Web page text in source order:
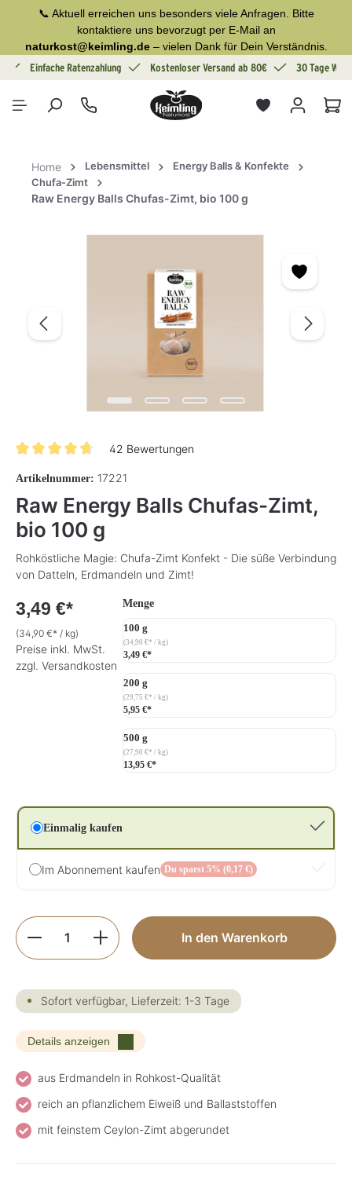
springen
📞 Aktuell erreichen uns besonders viele Anfragen. Bitte
kontaktiere uns bevorzugt per E-Mail an
naturkost@keimling.de– vielen Dank für Dein Verständnis.
Einfache Ratenzahlung Kostenloser Versand ab 80€ 30 Tage
Home Lebensmittel
Energy Balls & Konfekte
Chufa-Zimt
Raw Energy Balls Chufas-Zimt, bio 100 g
42 Bewertungen
Artikelnummer: 17221
Raw Energy Balls Chufas-Zimt,
bio 100 g
Rohköstliche Magie: Chufa-Zimt Konfekt - Die süße Verbindung
von Datteln, Erdmandeln und Zimt!
3,49 €*
(34,90 €* / kg)
Preise inkl. MwSt.
zzgl. Versandkosten
Mengeauswählen
100 g
(34,90 €* / kg)
3,49 €*
200 g
(29,75 €* / kg)
5,95 €*
500 g
(27,90 €* / kg)
13,95 €*
Einmalig kaufen
Im Abonnement kaufen Du sparst 5% (0,17 €)
Produkt Anzahl: Gib den gewünschten
In den Warenkorb
Sofort verfügbar, Lieferzeit: 1-3 Tage
Details anzeigen
aus Erdmandeln in Rohkost-Qualität
reich an pflanzlichem Eiweiß und Ballaststoffen
mit feinstem Ceylon-Zimt abgerundet